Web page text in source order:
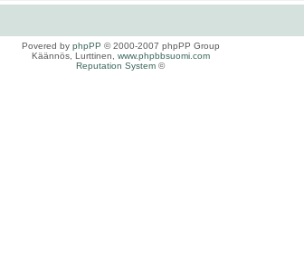
Povered by phpPP © 2000-2007 phpPP Group
Käännös, Lurttinen, www.phpbbsuomi.com
Reputation System ©